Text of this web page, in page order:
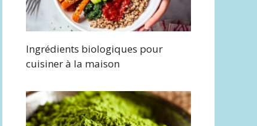
Ingrédients biologiques pour
cuisiner à la maison